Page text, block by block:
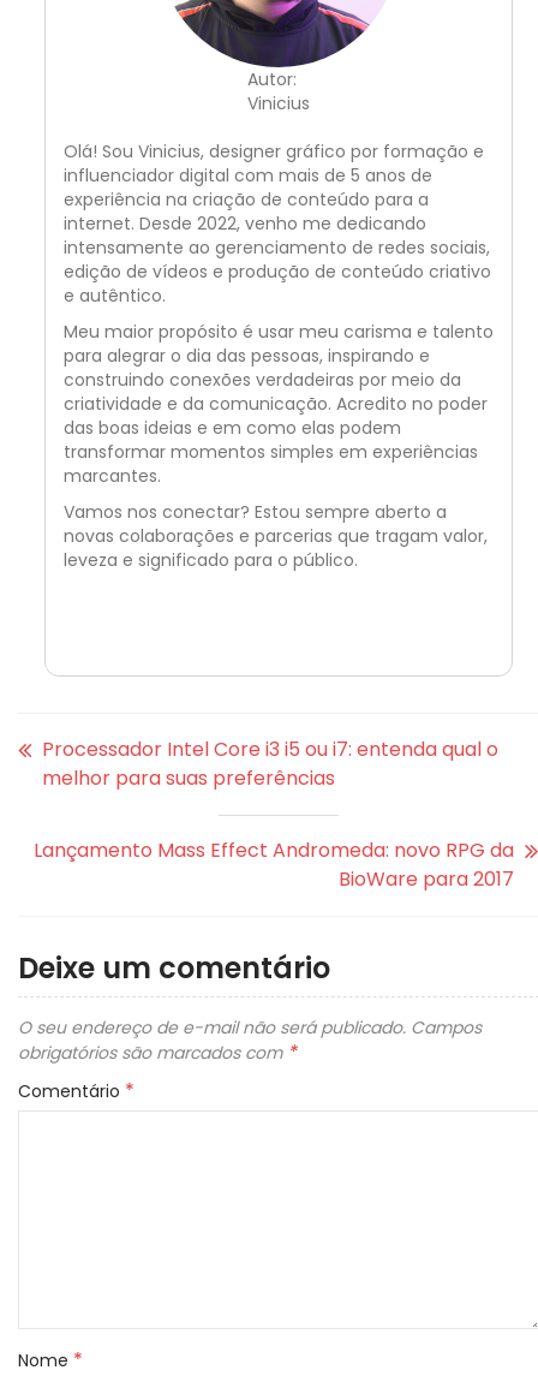
Autor:
Vinicius
Olá! Sou Vinicius, designer gráfico por formação e
influenciador digital com mais de 5 anos de
experiência na criação de conteúdo para a
internet. Desde 2022, venho me dedicando
intensamente ao gerenciamento de redes sociais,
edição de vídeos e produção de conteúdo criativo
e autêntico.
Meu maior propósito é usar meu carisma e talento
para alegrar o dia das pessoas, inspirando e
construindo conexões verdadeiras por meio da
criatividade e da comunicação. Acredito no poder
das boas ideias e em como elas podem
transformar momentos simples em experiências
marcantes.
Vamos nos conectar? Estou sempre aberto a
novas colaborações e parcerias que tragam valor,
leveza e significado para o público.
Processador Intel Core i3 i5 ou i7: entenda qual o
melhor para suas preferências
Lançamento Mass Effect Andromeda: novo RPG da
BioWare para 2017
Deixe um comentário
O seu endereço de e-mail não será publicado. Campos
obrigatórios são marcados com *
Comentário *
Nome *